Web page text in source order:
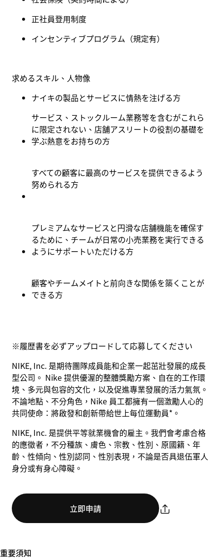
正社員登用制度
インセンティブプログラム（規定有）
求めるスキル、人物像
ナイキの製品とサービスに情熱を注げる方
サービス、ストックルーム業務等を含むがこれら
に限定されない、店舗アスリートの役割の基礎を
学ぶ熱意をお持ちの方
すべての顧客に最高のサービスを提供できるよう
努められる方
プレミアムなサービスと円滑な店舗機能を確保す
るために、チームが日常の小売業務を実行できる
ようにサポートいただける方
顧客やチームメイトと前向きな関係を築くことが
できる方
※履歴書を必ずアップロードして応募してください
NIKE, Inc. 是期待團隊成員能和企業一起茁壯發展的成長
型公司。 Nike 提供優渥的整體獎勵方案、自在的工作環
境、多元與包容的文化，以及促進專業發展的活力氣氛。
不論地點、不分角色，Nike 員工都擁有一個激勵人心的
共同使命：將啟發和創新帶給世上每位運動員*。
NIKE, Inc. 是提供平等就業機會的雇主。我們會考慮合格
的應徵者，不分種族、膚色、宗教、性別、原國籍、年
齡、性傾向、性別認同、性別表現，不論是否具退伍軍人
身分或有身心障礙。
立即申請
重要須知